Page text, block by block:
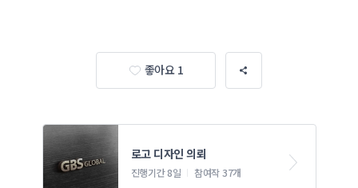
좋아요 1
로고 디자인 의뢰
진행기간 8일 참여작 37개